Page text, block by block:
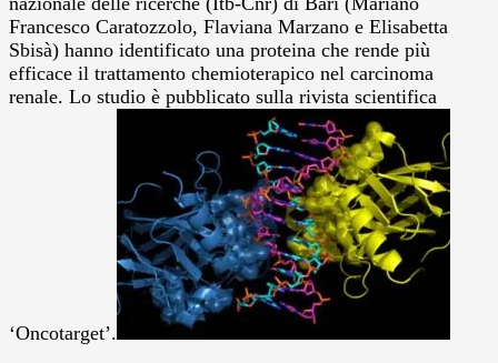
Francesco Caratozzolo, Flaviana Marzano e Elisabetta
Sbisà) hanno identificato una proteina che rende più
efficace il trattamento chemioterapico nel carcinoma
renale. Lo studio è pubblicato sulla rivista scientifica
‘Oncotarget’.